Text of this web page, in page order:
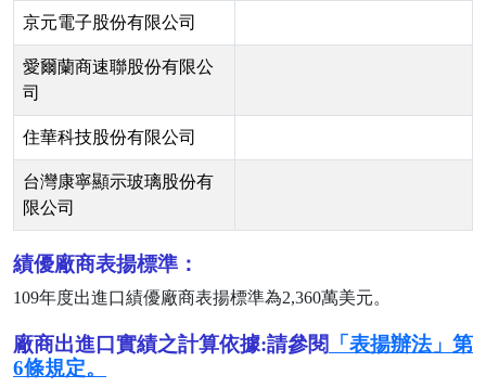
京元電子股份有限公司
愛爾蘭商速聯股份有限公
司
住華科技股份有限公司
台灣康寧顯示玻璃股份有
限公司
績優廠商表揚標準：
109年度出進口績優廠商表揚標準為2,360萬美元。
廠商出進口實績之計算依據:請參閱 「表揚辦法」第
6條規定。